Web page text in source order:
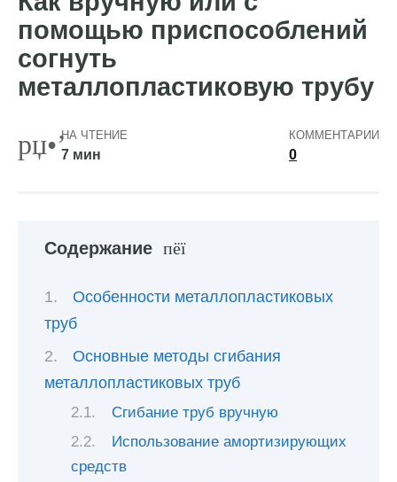
помощью приспособлений
согнуть
металлопластиковую трубу
НА ЧТЕНИЕ
7 мин
КОММЕНТАРИИ
0
Содержание
Особенности металлопластиковых
труб
Основные методы сгибания
металлопластиковых труб
Сгибание труб вручную
Использование амортизирующих
средств